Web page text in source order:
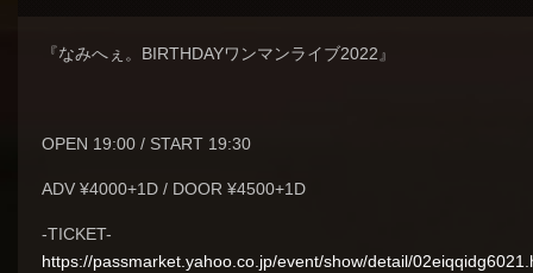
『なみへぇ。BIRTHDAYワンマンライブ2022』
OPEN 19:00 / START 19:30
ADV ¥4000+1D / DOOR ¥4500+1D
-TICKET-
https://passmarket.yahoo.co.jp/event/show/detail/